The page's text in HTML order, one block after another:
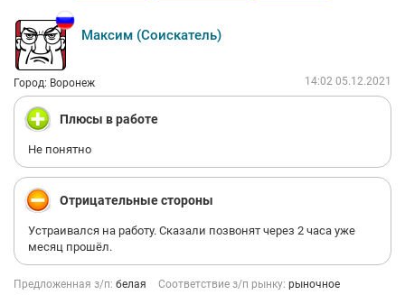
Максим (Соискатель)
Город: Воронеж 14:02 05.12.2021
Плюсы в работе
Не понятно
Отрицательные стороны
Устраивался на работу. Сказали позвонят через 2 часа уже
месяц прошёл.
Предложенная з/п: белая Соответствие з/п рынку: рыночное